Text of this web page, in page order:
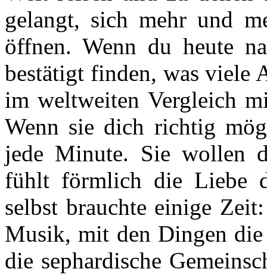
gelangt, sich mehr und
öffnen. Wenn du heute
bestätigt finden, was viele
im weltweiten Vergleich
Wenn sie dich richtig
jede Minute. Sie wollen
fühlt förmlich die Liebe
selbst brauchte einige
Musik, mit den Dingen
die sephardische